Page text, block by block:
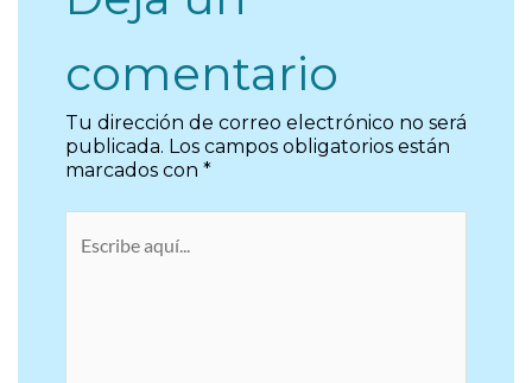
Deja un
comentario
Tu dirección de correo electrónico no será
publicada. Los campos obligatorios están